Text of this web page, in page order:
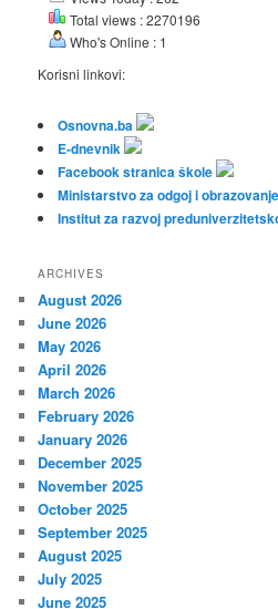
Total views : 2270196
Who's Online : 1
Korisni linkovi:
Osnovna.ba
E-dnevnik
Facebook stranica škole
Ministarstvo za odgoj i
Institut za razvoj
ARCHIVES
August 2026
June 2026
May 2026
April 2026
March 2026
February 2026
January 2026
December 2025
November 2025
October 2025
September 2025
August 2025
July 2025
June 2025